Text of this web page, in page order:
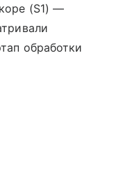
(S1) —
обработки